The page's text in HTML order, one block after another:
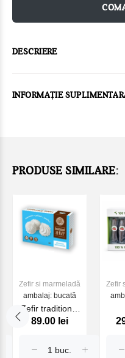
DESCRIERE
INFORMAȚIE
PRODUSE SIMILARE:
Zefir si marmeladă
ambalaj: bucată
Zefir traditional
"Belevsky
200 gr
89.00 lei
Zefir